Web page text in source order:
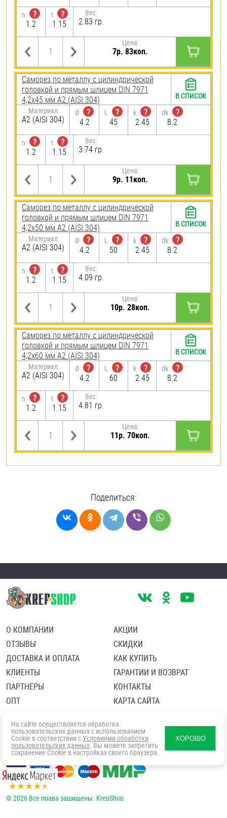
n
?
1.2
t
?
1.15
Вес:
2.83 гр.
Цена:
7р. 83коп.
Саморез по металлу с цилиндрической
головкой и прямым шлицем DIN 7971
4,2х45 мм А2 (AISI 304)
Материал
А2 (AISI 304)
Ø
?
4.2
L
?
45
k
?
2.45
dk
?
8.2
n
?
1.2
t
?
1.15
Вес:
3.74 гр.
Цена:
9р. 11коп.
В СПИСОК
Саморез по металлу с цилиндрической
головкой и прямым шлицем DIN 7971
4,2х50 мм А2 (AISI 304)
Материал
А2 (AISI 304)
Ø
?
4.2
L
?
50
k
?
2.45
dk
?
8.2
n
?
1.2
t
?
1.15
Вес:
4.09 гр.
Цена:
10р. 28коп.
В СПИСОК
Саморез по металлу с цилиндрической
головкой и прямым шлицем DIN 7971
4,2х60 мм А2 (AISI 304)
Материал
А2 (AISI 304)
Ø
?
4.2
L
?
60
k
?
2.45
dk
?
8.2
n
?
1.2
t
?
1.15
Вес:
4.81 гр.
Цена:
11р. 70коп.
В СПИСОК
Поделиться:
О КОМПАНИИ
ОТЗЫВЫ
ДОСТАВКА И ОПЛАТА
КЛИЕНТЫ
ПАРТНЕРЫ
ОПТ
АКЦИИ
СКИДКИ
КАК КУПИТЬ
ГАРАНТИИ И ВОЗВРАТ
КОНТАКТЫ
КАРТА САЙТА
Политика в отношении обработки персональных данных
Согласие посетителя сайта на обработку персональных данны
© 2026 Все права защищены. KrepShop
На сайте осуществляется обработка
пользовательских данных с использованием
Cookie в соответствии с Условиями обработки
пользовательских данных. Вы можете запретить
сохранение Cookie в настройках своего браузера.
ХОРОШО